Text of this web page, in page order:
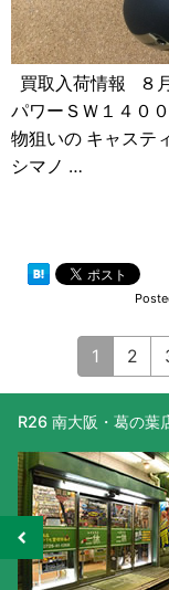
買取入荷情報 ８
パワーＳＷ１４０
物狙いの キャステ
シマノ …
1 2
R163 ルアー館・寝屋